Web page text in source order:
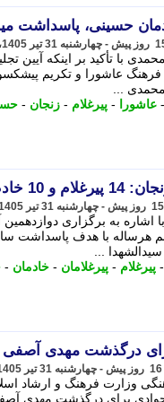
حسینی، پاسداشت
31 تیر 1405، 20:52
با تأکید بر اینکه آیین
عاشورا و تکریم
...
- عاشورا - پیرغلام - زنجان -
آیین امسال تجلیل شدند
15 روز پیش - چهارشنبه 31 تیر 1405، 19:05
اشاره به برگزاری
هرساله با هدف پاسداشت
...
- پیرغلام - پیرغلامان - خادمان -
درگذشت مهدی آصفی
16 روز پیش - چهارشنبه 31 تیر 1405، 03:00
وزارت فرهنگ و ارشاد
برای درگذشت مهدی